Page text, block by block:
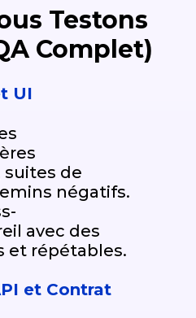
Testons
Complet)
UI
de
négatifs.
avec des
et répétables.
et Contrat